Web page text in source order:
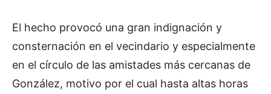
El hecho provocó una gran indignación y
consternación en el vecindario y especialmente
en el círculo de las amistades más cercanas de
González, motivo por el cual hasta altas horas